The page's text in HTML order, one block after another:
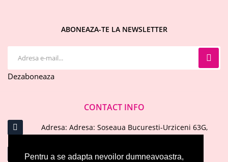
Pentru a se adapta nevoilor dumneavoastra,
ABONEAZA-TE LA NEWSLETTER
Dezaboneaza
CONTACT INFO
Adresa: Adresa: Soseaua Bucuresti-Urziceni 63G,
Afumati, Ilfov
Email : office@evelinecosmetics.ro